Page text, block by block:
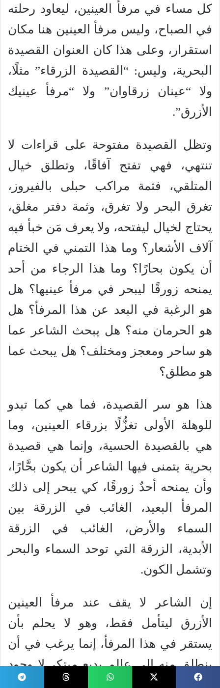
كل مساء في مرفأ العينين، ليعاود رحلته
في الصباح، وليس مرفأ العينين هنا مكان
استقرار، وعلى هذا كان العنوان القصيدة
البحرية، وليس: “القصيدة الزرقاء” مثلًا،
ولا “عينان زرقاوان” ولا “مرفأ عينيك
الأزرق”.
وتظل القصيدة مفتوحة على قراءات لا
تنتهي، فهي تفتح آفاقًا، وتطلق خيال
المتلقي، فثمة مراكب حبلى بالفيروز،
تغرق البحر ولا تغرق، وثمة دفتر مغلق،
يحتاج لخيال ليفتحه، ولا يعرف مَن خبأ فيه
آلاف الأشعار؟ وما هذا التمني في الختام
أن يكون بحارًا؟ وما هذا الرجاء من أحد
يمنحه زورقًا ليبحر في مرفأ عينيها؟ هل
هو الرغبة في البعد عن هذا المرفأ؟ هل
هو الحرمان منه؟ هل يبحث الشاعر عما
هو ساحر ومعجز ومختلف؟ هل يبحث عما
هو مطلق؟
هذا هو سر القصيدة، فما هي كما تبدو
للوهلة الأولى تغزُّلًا بزرقاء العينين، وما
هي بالقصيدة الحسية، وإنما هي قصيدة
بحرية يتمنى فيها الشاعر أن يكون بحَّارًا،
وأن يمنحه أحدٌ زورقًا، كي يبحر إلى ذلك
المرفأ البعيد، الغائب في الزرقة بين
السماء والأرض، الغائب في الزرقة
الأبدية، الزرقة التي توحد السماء والبحر
وتشمل الكون.
إن الشاعر لا يقف عند مرفأ العينين
الأزرق ليتأمل فقط، وهو لا يحلم بأن
يستقر في هذا المرفأ، إنما يرغب في أن
ينطلق منه إلى عالم بديع مبتكر لا وجود
له، إلى عالم مختلف، يتحرر فيه، ويتمنى